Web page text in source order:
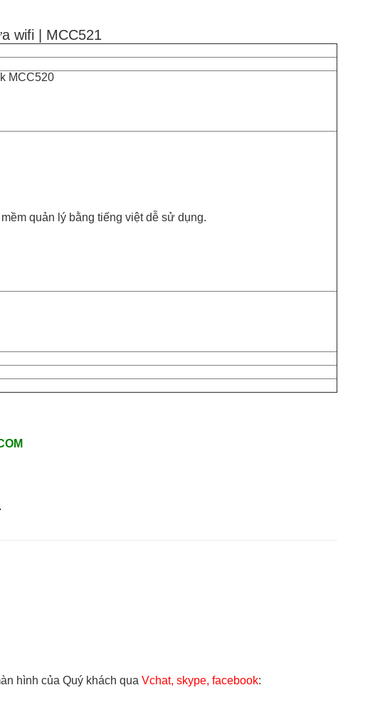
wifi | MCC521
MCC520
quản lý bằng tiếng việt dễ sử dụng.
hình của Quý khách qua Vchat, skype, facebook: